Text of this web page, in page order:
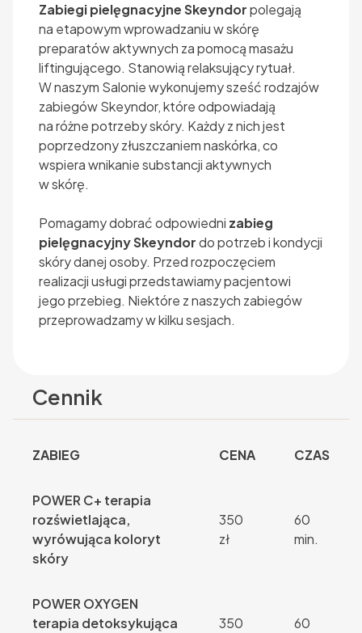
Zabiegi pielęgnacyjne Skeyndorpolegają
na etapowym wprowadzaniu w skórę
preparatów aktywnych za pomocą masażu
liftingującego. Stanowią relaksujący rytuał.
W naszym Salonie wykonujemy sześć rodzajów
zabiegów Skeyndor, które odpowiadają
na różne potrzeby skóry. Każdy z nich jest
poprzedzony złuszczaniem naskórka, co
wspiera wnikanie substancji aktywnych
w skórę.
Pomagamy dobrać odpowiedni zabieg
pielęgnacyjny Skeyndordo potrzeb i kondycji
skóry danej osoby. Przed rozpoczęciem
realizacji usługi przedstawiamy pacjentowi
jego przebieg. Niektóre z naszych zabiegów
przeprowadzamy w kilku sesjach.
ZABIEG CENA CZAS
POWER C+ terapia
rozświetlająca,
wyrówująca koloryt
skóry
350
zł
60
min.
POWER OXYGEN
terapia detoksykująca
350
60